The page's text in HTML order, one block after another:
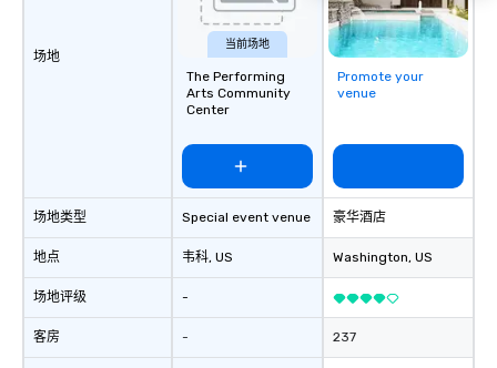
DiGiCo, and Shure. Whether you need
full production or supplemental
support for an existing system, BHS
ensures your event looks exceptional,
sounds incredible, and runs
场地
场地类型
地点
场地评级
客房
当前场地
The Performing
Arts Community
Center
Special event venue
韦科, US
-
-
Promote your
venue
豪华酒店
Washington, US
237